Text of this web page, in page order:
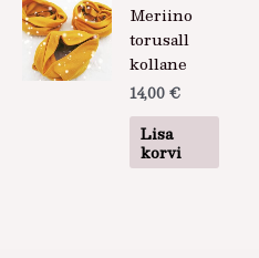
Meriino
torusall
kollane
14,00 €
Lisa
korvi